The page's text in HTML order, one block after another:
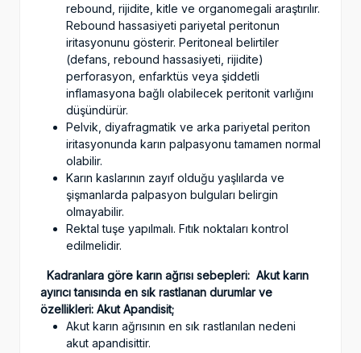
rebound, rijidite, kitle ve organomegali araştırılır.
Rebound hassasiyeti pariyetal peritonun
iritasyonunu gösterir. Peritoneal belirtiler
(defans, rebound hassasiyeti, rijidite)
perforasyon, enfarktüs veya şiddetli
inflamasyona bağlı olabilecek peritonit varlığını
düşündürür.
Pelvik, diyafragmatik ve arka pariyetal periton
iritasyonunda karın palpasyonu tamamen normal
olabilir.
Karın kaslarının zayıf olduğu yaşlılarda ve
şişmanlarda palpasyon bulguları belirgin
olmayabilir.
Rektal tuşe yapılmalı. Fıtık noktaları kontrol
edilmelidir.
Kadranlara göre karın ağrısı sebepleri: Akut karın
ayırıcı tanısında en sık rastlanan durumlar ve
özellikleri: Akut Apandisit;
Akut karın ağrısının en sık rastlanılan nedeni
akut apandisittir.